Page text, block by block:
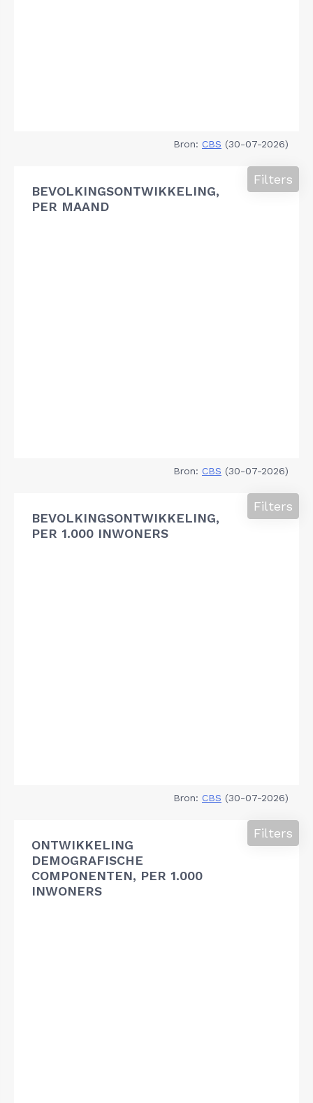
Bron: CBS (30-07-2026)
BEVOLKINGSONTWIKKELING,
PER MAAND
Filters
Bron: CBS (30-07-2026)
BEVOLKINGSONTWIKKELING,
PER 1.000 INWONERS
Filters
Bron: CBS (30-07-2026)
ONTWIKKELING
DEMOGRAFISCHE
COMPONENTEN, PER 1.000
INWONERS
Filters